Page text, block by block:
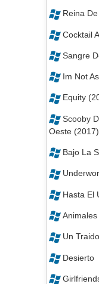
Reina
Cocktail
Sangre
Im Not
Equity
Scooby
Oeste (2017)
Bajo La
Hasta El
Un
Desierto